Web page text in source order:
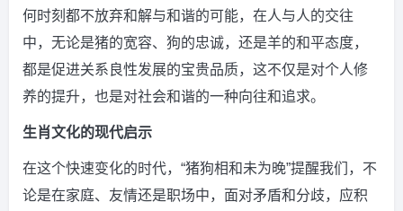
何时刻都不放弃和解与和谐的可能，在人与人的交往
中，无论是猪的宽容、狗的忠诚，还是羊的和平态度，
都是促进关系良性发展的宝贵品质，这不仅是对个人修
养的提升，也是对社会和谐的一种向往和追求。
生肖文化的现代启示
在这个快速变化的时代，“猪狗相和未为晚”提醒我们，不
论是在家庭、友情还是职场中，面对矛盾和分歧，应积